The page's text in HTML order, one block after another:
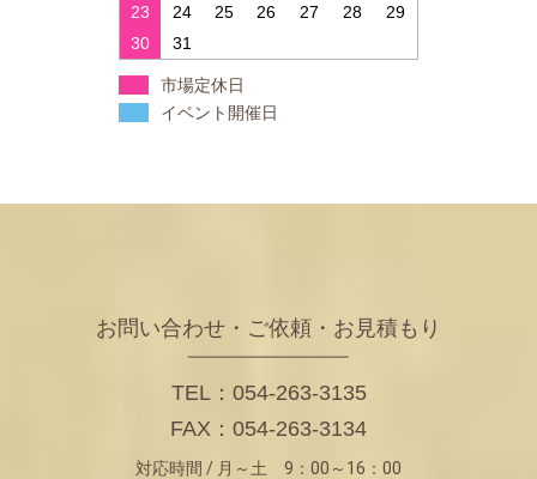
23
24 25 26 27 28
29
30
31
市場定休日
イベント開催日
お問い合わせ・ご依頼・お見積もり
TEL：054-263-3135
FAX：054-263-3134
対応時間 / 月～土 9：00～16：00